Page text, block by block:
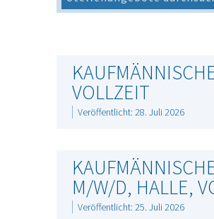
VOLLZEIT
Veröffentlicht: 28. Juli 2026
M/W/D, HALLE,
Veröffentlicht: 25. Juli 2026